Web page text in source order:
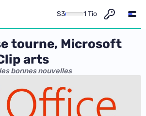
S3 1 Tio
tourne, Microsoft
arts
bonnes nouvelles